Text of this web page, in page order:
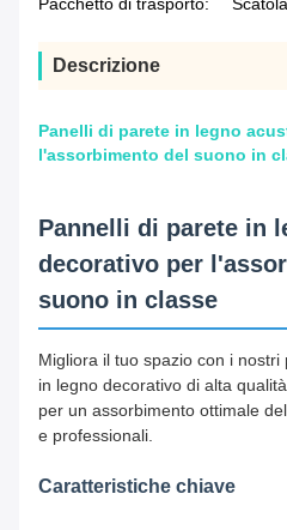
Pacchetto di trasporto:
Descrizione
Panelli di parete in legno
l'assorbimento del suono in
Pannelli di parete in
decorativo per
suono in classe
Migliora il tuo spazio con i
in legno decorativo di alta
per un assorbimento ottimale
e professionali.
Caratteristiche chiave